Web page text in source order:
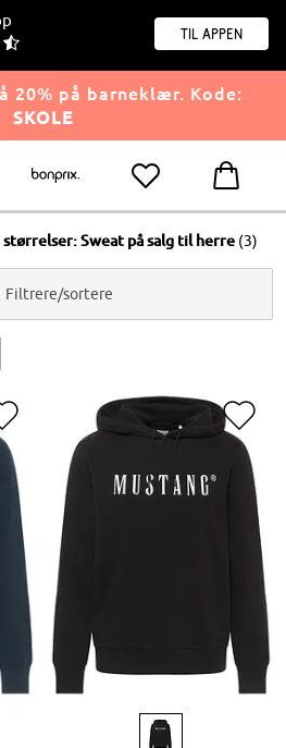
til appen
20% på barneklær. Kode:
SKOLE
Sweat på salg til herre (3)
Filtrere/sortere